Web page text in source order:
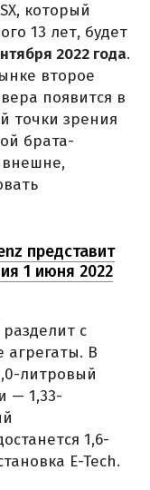
который
13 лет, будет
2022 года.
второе
появится в
точки зрения
брата-
внешне,
представит
1 июня 2022
с
В
литровый
— 1,33-
1,6-
E-Tech.